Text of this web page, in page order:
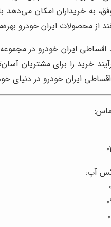
به خریداران امکان
از محصولات ایران خودرو
اقساطی ایران خودرو در
خرید را برای مشتریان
ایران خودرو در دنیای
آپ: